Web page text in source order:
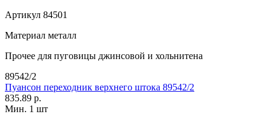
Артикул 84501
Материал металл
Прочее для пуговицы джинсовой и хольнитена
89542/2
Пуансон переходник верхнего штока 89542/2
835.89 р.
Мин. 1 шт